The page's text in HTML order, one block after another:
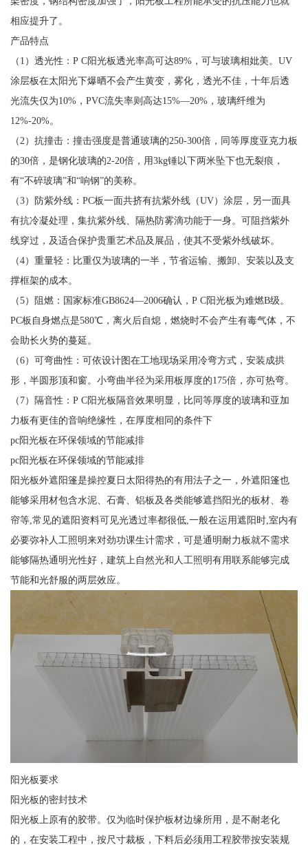
相应提升了。
产品特点
（1）透光性：P C阳光板透光率高可达89%，可与玻璃相妣美。UV
涂层板在太阳光下爆晒不会产生黄变，雾化，透光不佳，十年后透
光流失仅为10%，PVC流失率则高达15%—20%，玻璃纤维为
12%-20%。
（2）抗撞击：撞击强度是普通玻璃的250-300倍，同等厚度亚克力板
的30倍，是钢化玻璃的2-20倍，用3kg锤以下两米坠下也无裂痕，
有“不碎玻璃”和“响钢”的美称。
（3）防紫外线：PC板一面共挤有抗紫外线（UV）涂层，另一面具
有抗冷凝处理，集抗紫外线、隔热防雾滴功能于一身。可阻挡紫外
线穿过，及适合保护贵重艺术品及展品，使其不受紫外线破坏。
（4）重量轻：比重仅为玻璃的一半，节省运输、搬卸、安装以及支
撑框架的成本。
（5）阻燃：国家标准GB8624—2006确认，P C阳光板为难燃B级。
PC板自身燃点是580℃，离火后自熄，燃烧时不会产生有毒气体，不
会助长火势的蔓延。
（6）可弯曲性：可依设计图在工地现场采用冷弯方式，安装成拱
形，半圆形顶和窗。小弯曲半径为采用板厚度的175倍，亦可热弯。
（7）隔音性：P C阳光板隔音效果明显，比同等厚度的玻璃和亚加
力板有更佳的音响绝缘性，在厚度相同的条件下
pc阳光板在环保领域的节能减排
pc阳光板在环保领域的节能减排
阳光板外遮阳篷是操控夏日太阳得热的有用法子之一，外遮阳篷也
能够采用材包含水泥、石膏、铝板及各类能够遮挡阳光的板材、卷
帘等,常见的遮阳资料可见光透过率都很低,一般在运用遮阳时,室内有
必要弥补人工照明来对劲功课生计需求，可是通明耐力板就不需求
能够隔热通明光性好，建筑上自然光和人工照明有用联系能够完成
节能和光舒服的两层效应。
阳光板要求
阳光板的密封技术
阳光板上原有的胶带。仅为临时保护板材边缘所用，是不耐老化
的，在安装工程中，按尺寸裁板，下料后必须用工程胶带按安装规